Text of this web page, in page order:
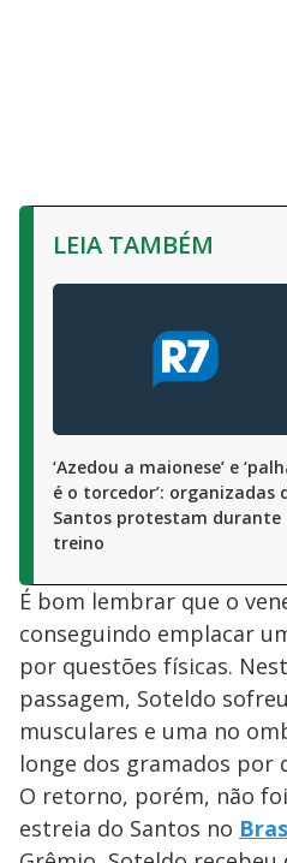
LEIA TAMBÉM
‘Azedou a maionese’ e
é o torcedor’: organizadas
Santos protestam durante
treino
É bom lembrar que o
conseguindo emplacar
por questões físicas.
passagem, Soteldo
musculares e uma no
longe dos gramados por
O retorno, porém, não
estreia do Santos no